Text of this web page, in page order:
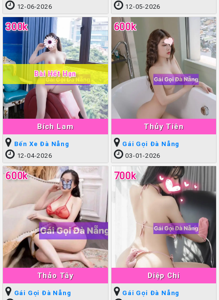
12-06-2026
12-05-2026
Bích Lam
300k
Bài Hết Hạn
Bến Xe Đà Nẵng
12-04-2026
Thủy Tiên
600k
Gái Gọi Đà Nẵng
03-01-2026
Thảo Tây
600k
Gái Gọi Đà Nẵng
Diệp Chi
700k
Gái Gọi Đà Nẵng